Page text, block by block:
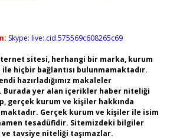
Skype: live:.cid.575569c608265c69
sitesi, herhangi bir marka, kurum
hiçbir bağlantısı bulunmamaktadır.
hazırladığımız makaleler
Burada yer alan içerikler haber niteliği
gerçek kurum ve kişiler hakkında
Gerçek kurum ve kişiler ile isim
tesadüfidir. Sitemizdeki bilgiler
tavsiye niteliği taşımazlar.